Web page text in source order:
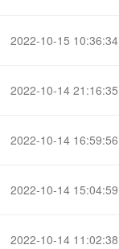
2022-10-15 10:36:34
2022-10-14 21:16:35
2022-10-14 16:59:56
2022-10-14 15:04:59
2022-10-14 11:02:38